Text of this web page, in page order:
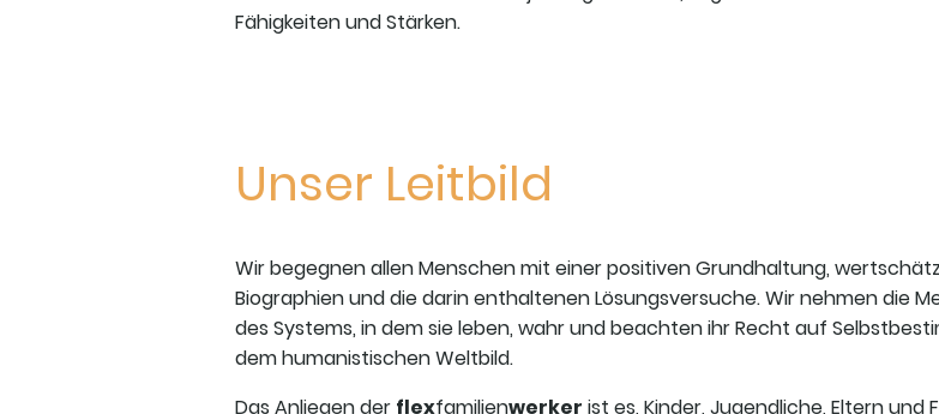
Fähigkeiten und Stärken.
Unser Leitbild
Wir begegnen allen Menschen mit einer positiven Grundhaltung,
Biographien und die darin enthaltenen Lösungsversuche. Wir nehmen die
des Systems, in dem sie leben, wahr und beachten ihr Recht auf
dem humanistischen Weltbild.
Das Anliegen der flexfamilienwerker ist es, Kinder, Jugendliche, Eltern